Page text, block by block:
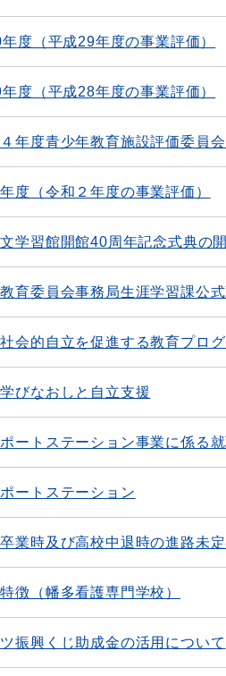
度（平成29年度の事業評価）
度（平成28年度の事業評価）
４年度青少年教育施設評価委員
度（令和２年度の事業評価）
学習館開館40周年記念式典の
育委員会事務局生涯学習課公
会的自立を促進する教育プロ
びなおしと自立支援
ートステーション事業に係る
ートステーション
業時及び高校中退時の進路未
徴（幡多看護専門学校）
振興くじ助成金の活用について